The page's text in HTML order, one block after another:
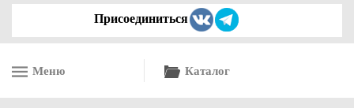
Присоединиться
Меню Каталог